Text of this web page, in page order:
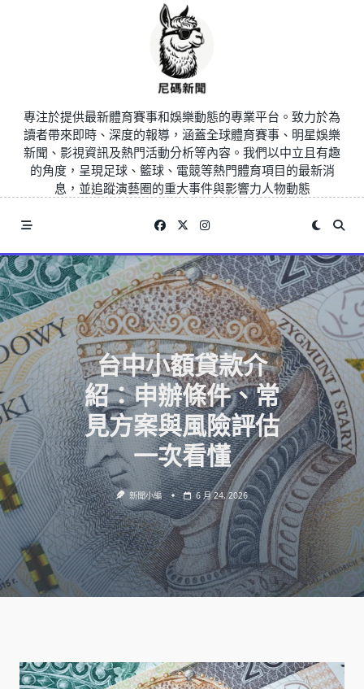
專注於提供最新體育賽事和娛樂動態的專業平台。致力於為
讀者帶來即時、深度的報導，涵蓋全球體育賽事、明星娛樂
新聞、影視資訊及熱門活動分析等內容。我們以中立且有趣
的角度，呈現足球、籃球、電競等熱門體育項目的最新消
息，並追蹤演藝圈的重大事件與影響力人物動態
台中小額貸款介
紹：申辦條件、常
見方案與風險評估
一次看懂
新聞小編 6 月 24, 2026